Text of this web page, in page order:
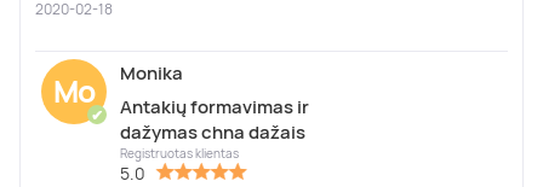
2020-02-18
Mo
✔
Monika
Antakių formavimas ir
dažymas chna dažais
Registruotas klientas
5.0